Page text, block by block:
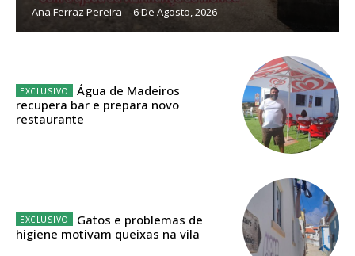
Faça-se assinante do Região de Cister e ajude-nos a manter este serviço
público!
Sendo assinante terá acesso a todos os conteúdos exclusivos e versões
Escolha o plano de assinatura desejado:
32€
Ana Ferraz Pereira - 6 De Agosto, 2026
Água de Madeiros
recupera bar e prepara novo
restaurante
Gatos e problemas de
higiene motivam queixas na vila